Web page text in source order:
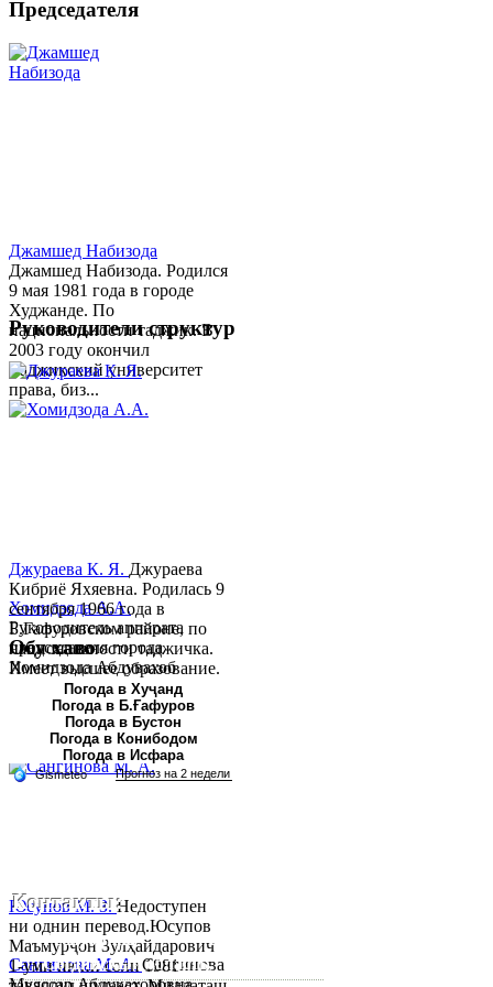
Председателя
Джамшед Набизода
Джамшед Набизода. Родился
9 мая 1981 года в городе
Худжанде. По
национальности таджик. В
2003 году окончил
Таджикский университет
права, биз...
Хомидзода А.А.
Руководитель аппарата
председателя города
Хомидзода Абдувахоб
Абдумаджид родился 8
июня 1978 года в городе
Худжанде. По
национальности...
Сангинова М. А.Сангинова
Руководители структур
Джураева К. Я. Джураева
Кибриё Яхяевна. Родилась 9
сентября 1966 года в
Б.Гафуровском районе, по
национальности таджичка.
Имеет высшее образование.
В 1997 ...
Юсупов М. З.Недоступен
ни однин перевод.Юсупов
Маъмурҷон Зулҳайдарович
1-уми июни соли 1981
Обу хаво
Погода в Хуҷанд
Погода в Б.Ғафуров
Погода в Бустон
Погода в Конибодом
Погода в Исфара
Контакты:
Республика Таджикистан,
Согдийскый область,